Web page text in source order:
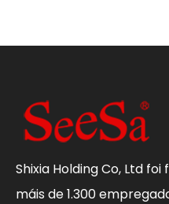
Shixia Holding Co, Ltd
máis de 1.300